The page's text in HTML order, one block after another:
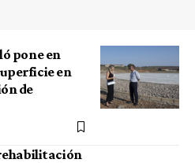
pone en
en
de